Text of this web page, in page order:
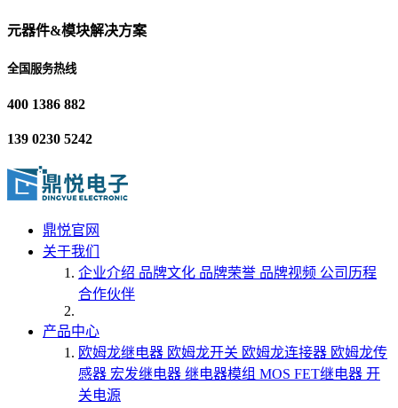
元器件&模块解决方案
全国服务热线
400 1386 882
139 0230 5242
鼎悦官网
关于我们
企业介绍 品牌文化 品牌荣誉 品牌视频 公司历程
合作伙伴
产品中心
欧姆龙继电器 欧姆龙开关 欧姆龙连接器 欧姆龙传
感器 宏发继电器 继电器模组 MOS FET继电器 开
关电源